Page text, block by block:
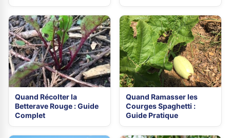
Quand Récolter la
Betterave Rouge : Guide
Complet
Quand Ramasser les
Courges Spaghetti :
Guide Pratique